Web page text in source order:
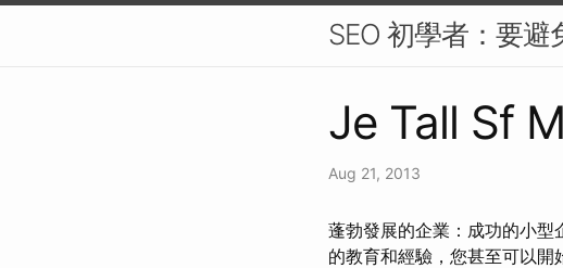
SEO 初學者：要
Je Tall Sf
Aug 21, 2013
蓬勃發展的企業：成功的小型
的教育和經驗，您甚至可以開